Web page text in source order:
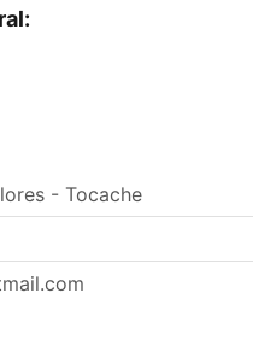
- Tocache